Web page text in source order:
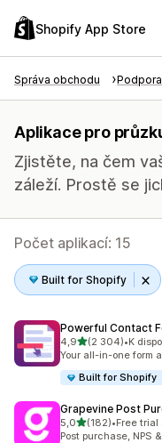
Shopify App Store
Správa obchodu Podpora
Aplikace pro
Zjistěte, na čem
záleží. Prostě se
Počet aplikací: 15
Built for Shopify
Powerful Contact
4,9z 5 hvězd
(2 304)
Celkový počet
•K
Your all-in-one form
Built for Shopify
Grapevine Post
5,0z 5 hvězd
(182)
Celkový počet
•Free trial
Post purchase, NPS